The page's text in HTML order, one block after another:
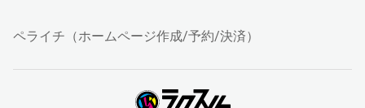
ペライチ（ホームページ作成/予約/決済）